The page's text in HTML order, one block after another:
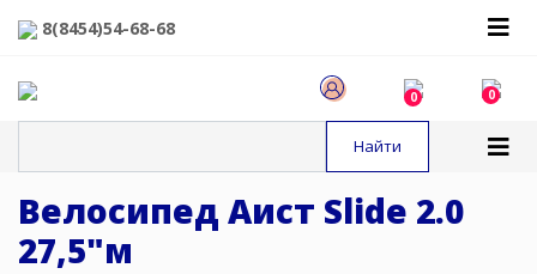
8(8454)54-68-68
0 0
Велосипед Аист Slide 2.0
27,5"м